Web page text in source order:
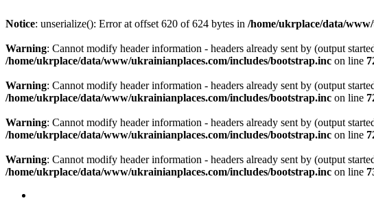
Notice: unserialize(): Error at offset 620 of 624 bytes in /home/ukrplace/data/
Warning: Cannot modify header information - headers already sent by (output
/home/ukrplace/data/www/ukrainianplaces.com/includes/bootstrap.inc on line
Warning: Cannot modify header information - headers already sent by (output
/home/ukrplace/data/www/ukrainianplaces.com/includes/bootstrap.inc on line
Warning: Cannot modify header information - headers already sent by (output
/home/ukrplace/data/www/ukrainianplaces.com/includes/bootstrap.inc on line
Warning: Cannot modify header information - headers already sent by (output
/home/ukrplace/data/www/ukrainianplaces.com/includes/bootstrap.inc on line